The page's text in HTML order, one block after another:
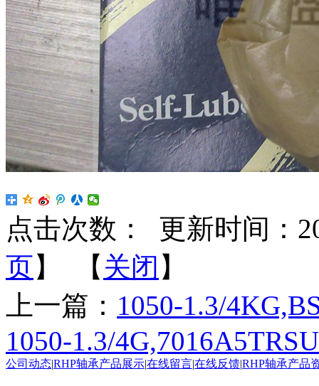
点击次数：
更新时间：
页】 【 关闭 】
上一篇： 1050-1.3/
1050-1.3/
公司动态RHP轴承产品展示在线留言在线反馈RHP轴承产品